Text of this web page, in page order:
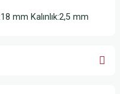
mm Kalınlık:2,5 mm